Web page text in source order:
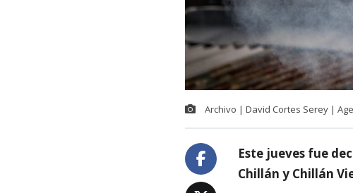
Archivo | David Cortes Serey |
Este jueves fue
Chillán y Chillán